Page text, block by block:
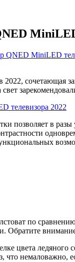
QNED MiniLED
2022, сочетающая
свет
позволяет в
по
Обратите
цвета
что немаловажно,